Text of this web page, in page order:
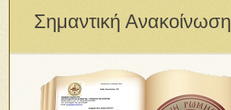
Σημαντική Ανακοίνωση